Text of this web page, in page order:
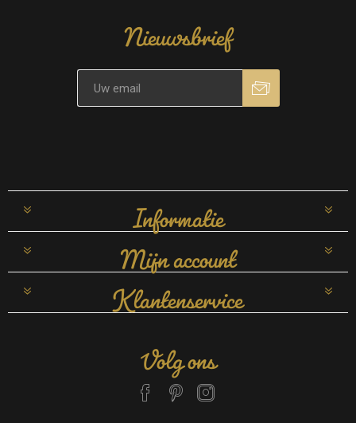
Nieuwsbrief
Informatie
Mijn account
Klantenservice
Volg ons